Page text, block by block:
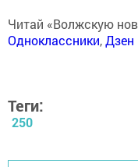
Читай «Волжскую
Одноклассники,Дзен
Теги:
250